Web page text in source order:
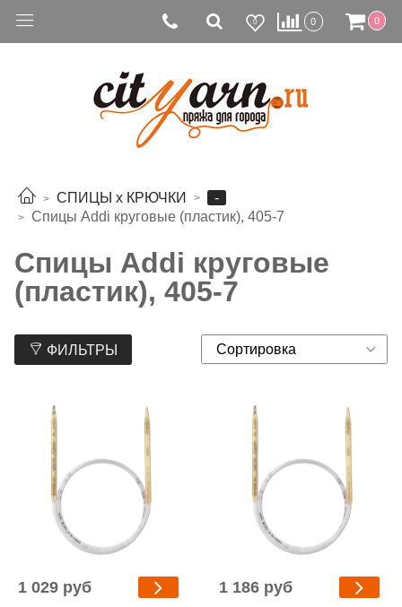
0 0 0
СПИЦЫ х КРЮЧКИ
-
Спицы Addi круговые (пластик), 405-7
Спицы Addi круговые
(пластик), 405-7
ФИЛЬТРЫ
1 029 руб 1 186 руб